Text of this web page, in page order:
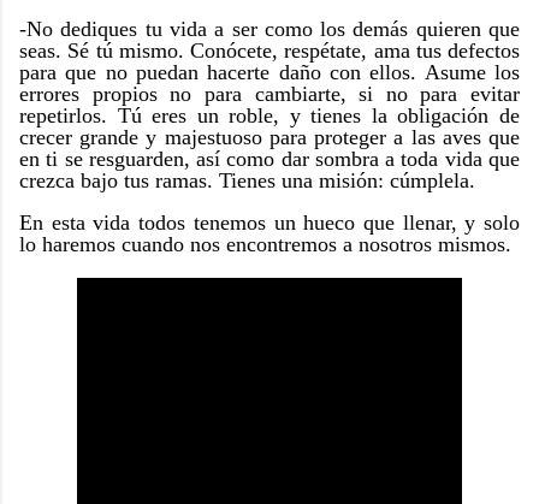
-No dediques tu vida a ser como los demás quieren que
seas. Sé tú mismo. Conócete, respétate, ama tus defectos
para que no puedan hacerte daño con ellos. Asume los
errores propios no para cambiarte, si no para evitar
repetirlos. Tú eres un roble, y tienes la obligación de
crecer grande y majestuoso para proteger a las aves que
en ti se resguarden, así como dar sombra a toda vida que
crezca bajo tus ramas. Tienes una misión: cúmplela.
En esta vida todos tenemos un hueco que llenar, y solo
lo haremos cuando nos encontremos a nosotros mismos.